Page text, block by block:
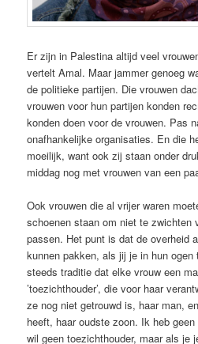
Er zijn in Palestina altijd veel
vertelt Amal. Maar jammer genoeg
de politieke partijen. Die vrouwen
vrouwen voor hun partijen konden
konden doen voor de vrouwen. Pas
onafhankelijke organisaties. En die
moeilijk, want ook zij staan onder
middag nog met vrouwen van een
Ook vrouwen die al vrijer waren
schoenen staan om niet te zwichten
passen. Het punt is dat de overheid
kunnen pakken, als jij je in hun
steeds traditie dat elke vrouw een
’toezichthouder’, die voor haar
ze nog niet getrouwd is, haar man,
heeft, haar oudste zoon. Ik heb
wil geen toezichthouder, maar als je